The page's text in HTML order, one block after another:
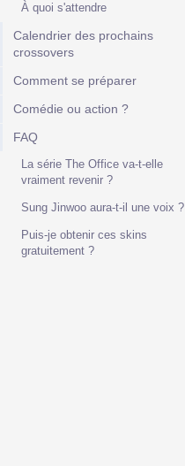
À quoi s'attendre
Calendrier des prochains
crossovers
Comment se préparer
Comédie ou action ?
FAQ
La série The Office va-t-elle
vraiment revenir ?
Sung Jinwoo aura-t-il une voix ?
Puis-je obtenir ces skins
gratuitement ?